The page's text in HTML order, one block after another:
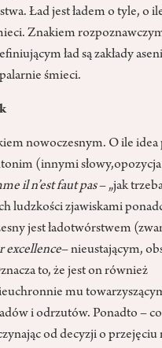
Ład jest ładem o tyle, o
Znakiem
ład są zakłady
śmieci.
nowoczesnym. O ile idea
(innymi
il n’est faut pas– „jak
ludzkości zjawiskami
jest ładotwórstwem
excellence– nieustającym,
to, że jest on również
mu
i odrzutów. Ponadto –
od decyzji o